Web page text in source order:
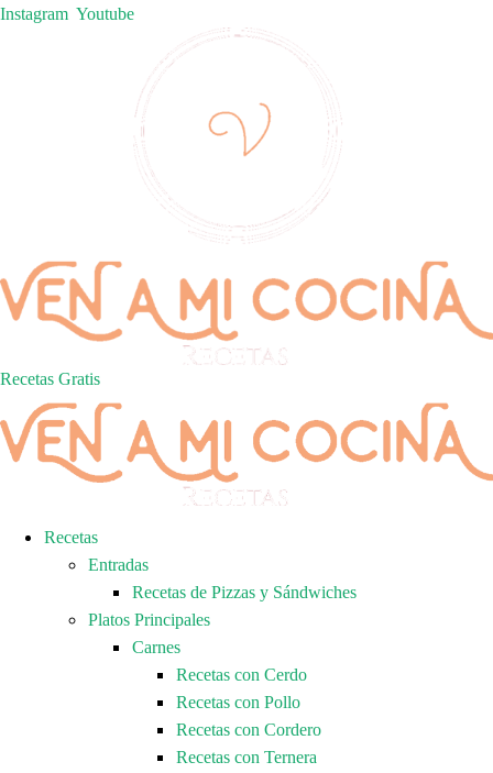
Instagram Youtube
Recetas Gratis
Recetas
Entradas
Recetas de Pizzas y Sándwiches
Platos Principales
Carnes
Recetas con Cerdo
Recetas con Pollo
Recetas con Cordero
Recetas con Ternera